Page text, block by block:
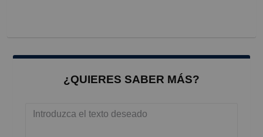
¿QUIERES SABER MÁS?